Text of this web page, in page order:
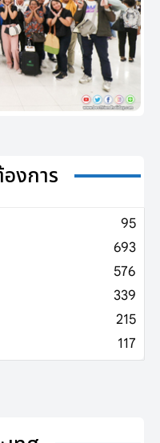
งการ
95
693
576
339
215
117